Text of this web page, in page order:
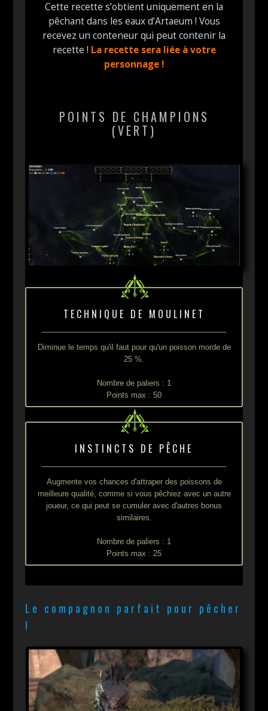
Cette recette s’obtient uniquement en la
pêchant dans les eaux d’Artaeum ! Vous
recevez un conteneur qui peut contenir la
recette ! La recette sera liée à votre
personnage !
POINTS DE CHAMPIONS
(VERT)
TECHNIQUE DE MOULINET
Diminue le temps qu'il faut pour qu'un poisson morde de
25 %.
Nombre de paliers : 1
Points max : 50
INSTINCTS DE PÊCHE
Augmente vos chances d'attraper des poissons de
meilleure qualité, comme si vous pêchiez avec un autre
joueur, ce qui peut se cumuler avec d'autres bonus
similaires.
Nombre de paliers : 1
Points max : 25
Le compagnon parfait pour pêcher
!